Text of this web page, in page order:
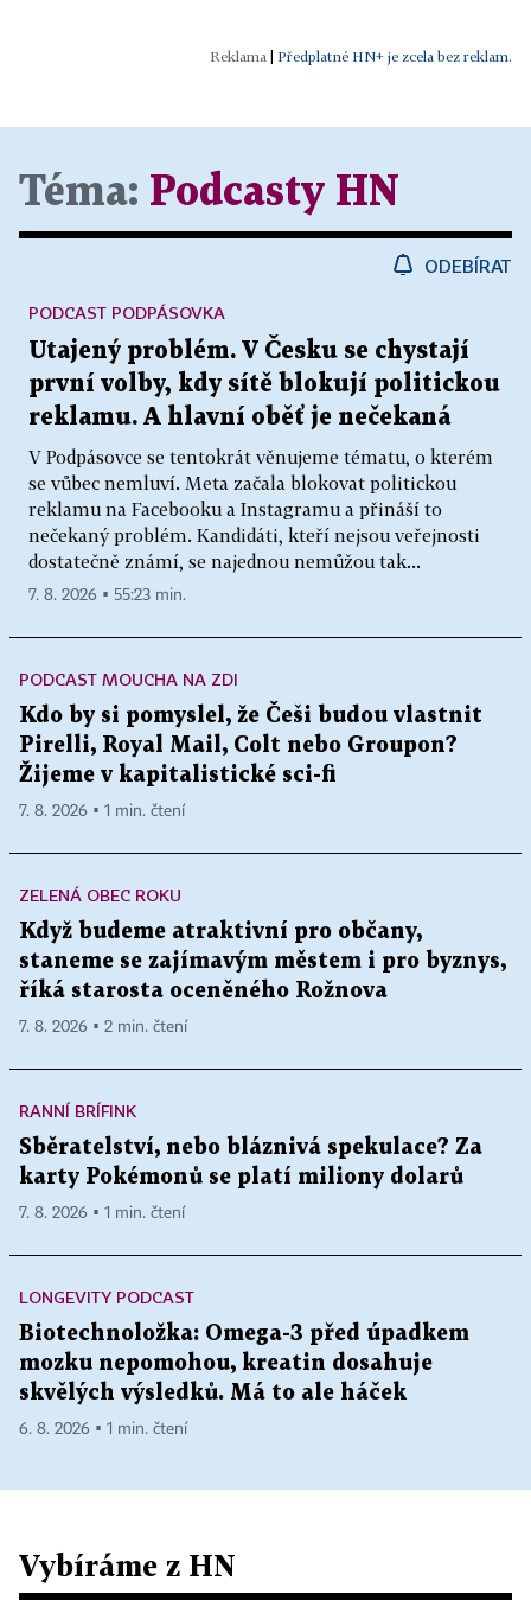
| Předplatné HN+ je zcela bez reklam.
Téma: Podcasty HN
ODEBÍRAT
Utajený problém. V Česku se chystají
první volby, kdy sítě blokují politickou
reklamu. A hlavní oběť je nečekaná
V Podpásovce se tentokrát věnujeme tématu, o kterém
se vůbec nemluví. Meta začala blokovat politickou
reklamu na Facebooku a Instagramu a přináší to
nečekaný problém. Kandidáti, kteří nejsou veřejnosti
dostatečně známí, se najednou nemůžou tak...
PODCAST PODPÁSOVKA
7. 8. 2026 ▪ 55:23 min.
PODCAST MOUCHA NA ZDI
Kdo by si pomyslel, že Češi budou vlastnit
Pirelli, Royal Mail, Colt nebo Groupon?
Žijeme v kapitalistické sci-fi
7. 8. 2026 ▪ 1 min. čtení
ZELENÁ OBEC ROKU
Když budeme atraktivní pro občany,
staneme se zajímavým městem i pro byznys,
říká starosta oceněného Rožnova
7. 8. 2026 ▪ 2 min. čtení
RANNÍ BRÍFINK
Sběratelství, nebo bláznivá spekulace? Za
karty Pokémonů se platí miliony dolarů
7. 8. 2026 ▪ 1 min. čtení
LONGEVITY PODCAST
Biotechnoložka: Omega-3 před úpadkem
mozku nepomohou, kreatin dosahuje
skvělých výsledků. Má to ale háček
6. 8. 2026 ▪ 1 min. čtení
Vybíráme z HN